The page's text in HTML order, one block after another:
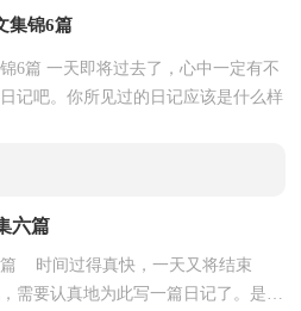
】
集锦6篇
6篇 一天即将过去了，心中一定有不
记吧。你所见过的日记应该是什么样
六篇
篇 时间过得真快，一天又将结束
需要认真地为此写一篇日记了。是不